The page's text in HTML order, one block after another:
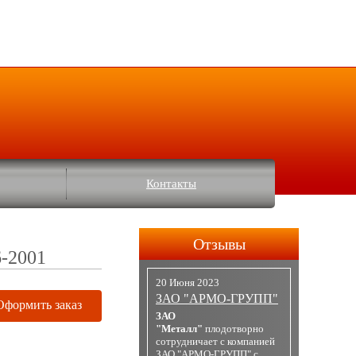
Контакты
заказ
Отзывы
20 Июня 2023
ЗАО "АРМО-ГРУПП"
ЗАО
"Металл" плодотворно
сотрудничает с компанией